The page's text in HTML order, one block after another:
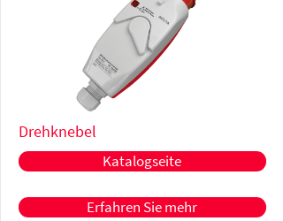
Drehknebel
Katalogseite
Erfahren Sie mehr